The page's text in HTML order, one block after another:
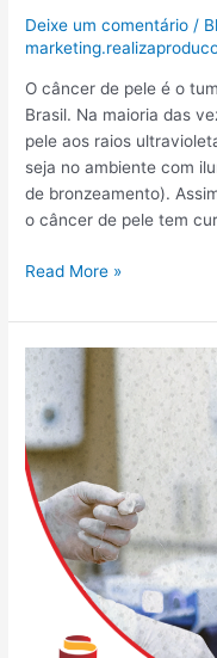
Deixe um comentário /
O câncer de pele é o
Brasil. Na maioria das
pele aos raios
seja no ambiente com
de bronzeamento).
o câncer de pele tem
Read More »
Conheça
nossas
especialidades:
Cirurgia
Oncológica